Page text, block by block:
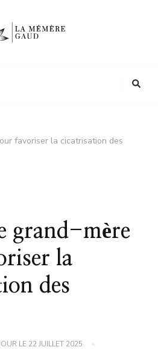
favoriser la cicatrisation des
grand-mère
la
des
LE 22 JUILLET 2025